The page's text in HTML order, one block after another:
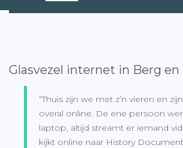
Glasvezel internet in Berg en
“Thuis zijn we met z’n vieren en
overal online. De ene persoon
laptop, altijd streamt er iemand
kijkt online naar History